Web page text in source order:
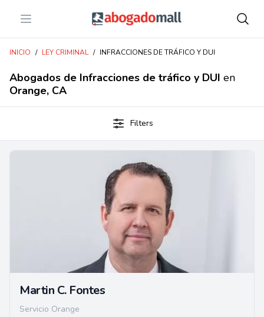
Open menu Abogadomall
INICIO / LEY CRIMINAL / INFRACCIONES DE TRÁFICO Y DUI
Abogados de Infracciones de tráfico y DUI en
Orange, CA
Filters
Martin C. Fontes
Servicio Orange